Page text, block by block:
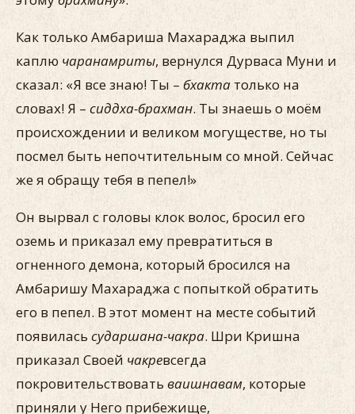
Как только Амбариша Махараджа выпил
каплю чаранамриты, вернулся Дурваса Муни и
сказал: «Я все знаю! Ты – бхакта только на
словах! Я – сиддха-брахман. Ты знаешь о моём
происхождении и великом могуществе, но ты
посмел быть непочтительным со мной. Сейчас
же я обращу тебя в пепел!»
Он вырвал с головы клок волос, бросил его
оземь и приказал ему превратиться в
огненного демона, который бросился на
Амбаришу Махараджа с попыткой обратить
его в пепел. В этот момент на месте событий
появилась сударшана-чакра. Шри Кришна
приказал Своей чакревсегда
покровительствовать ваишнавам, которые
приняли у Него прибежище,